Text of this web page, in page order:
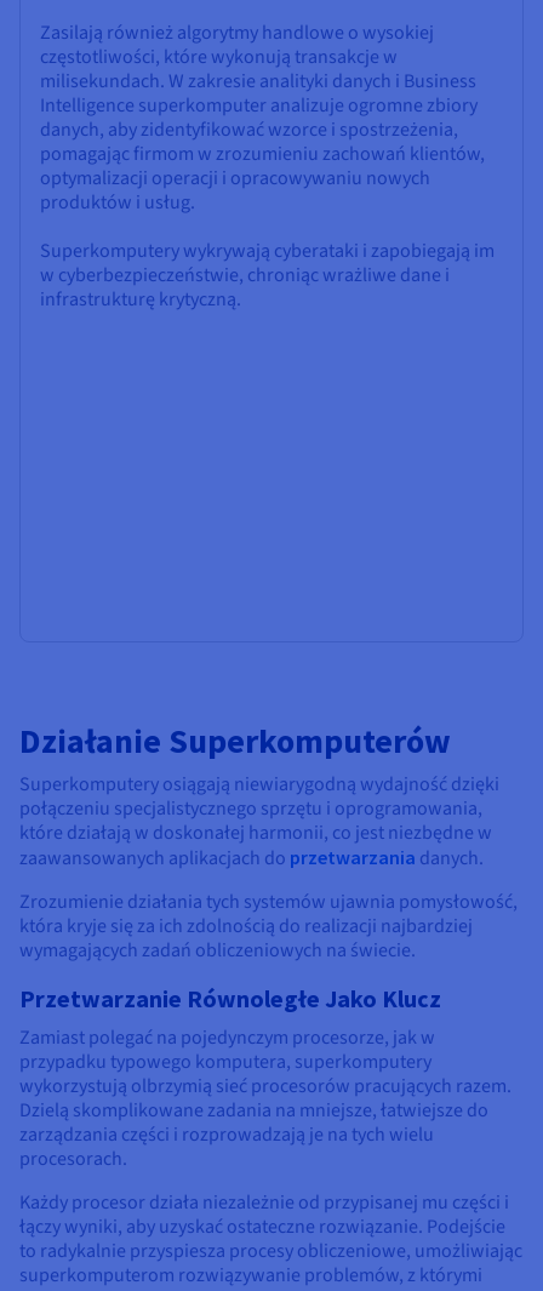
Zasilają również algorytmy handlowe o wysokiej
częstotliwości, które wykonują transakcje w
milisekundach. W zakresie analityki danych i Business
Intelligence superkomputer analizuje ogromne zbiory
danych, aby zidentyfikować wzorce i spostrzeżenia,
pomagając firmom w zrozumieniu zachowań klientów,
optymalizacji operacji i opracowywaniu nowych
produktów i usług.
Superkomputery wykrywają cyberataki i zapobiegają im
w cyberbezpieczeństwie, chroniąc wrażliwe dane i
infrastrukturę krytyczną.
Działanie Superkomputerów
Superkomputery osiągają niewiarygodną wydajność dzięki
połączeniu specjalistycznego sprzętu i oprogramowania,
które działają w doskonałej harmonii, co jest niezbędne w
zaawansowanych aplikacjach do przetwarzania danych.
Zrozumienie działania tych systemów ujawnia pomysłowość,
która kryje się za ich zdolnością do realizacji najbardziej
wymagających zadań obliczeniowych na świecie.
Przetwarzanie Równoległe Jako Klucz
Zamiast polegać na pojedynczym procesorze, jak w
przypadku typowego komputera, superkomputery
wykorzystują olbrzymią sieć procesorów pracujących razem.
Dzielą skomplikowane zadania na mniejsze, łatwiejsze do
zarządzania części i rozprowadzają je na tych wielu
procesorach.
Każdy procesor działa niezależnie od przypisanej mu części i
łączy wyniki, aby uzyskać ostateczne rozwiązanie. Podejście
to radykalnie przyspiesza procesy obliczeniowe, umożliwiając
superkomputerom rozwiązywanie problemów, z którymi